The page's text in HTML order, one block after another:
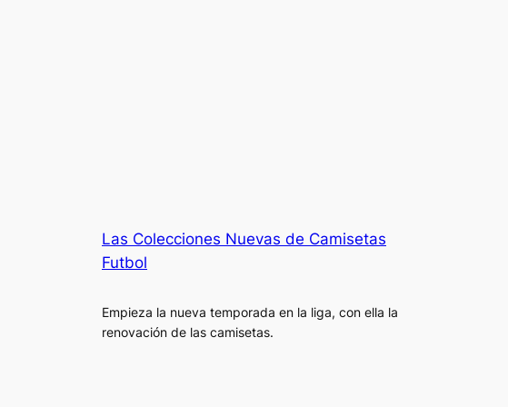
Las Colecciones Nuevas de Camisetas
Futbol
Empieza la nueva temporada en la liga, con ella la
renovación de las camisetas.